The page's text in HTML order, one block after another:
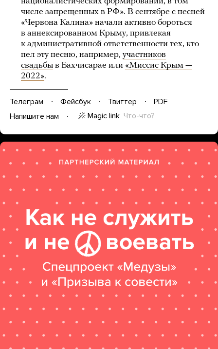
числе запрещенных в РФ». В сентябре с песней
«Червона Калина» начали активно бороться
в аннексированном Крыму, привлекая
к административной ответственности тех, кто
пел эту песню, например, участников
свадьбы в Бахчисарае или «Миссис Крым —
2022».
Телеграм Фейсбук Твиттер
PDF
Напишите нам
Magic link Что-что?